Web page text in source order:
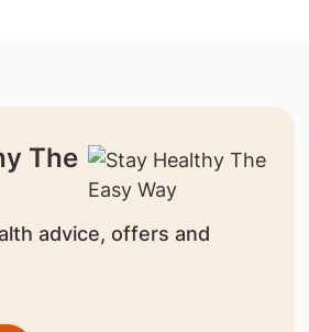
The
advice, offers and